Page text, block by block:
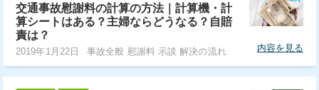
交通事故慰謝料の計算の方法｜計算機・計
算シートはある？主婦ならどうなる？自賠
責は？
2019年1月22日 事故全般 慰謝料 示談 解決の流れ 内容を見る